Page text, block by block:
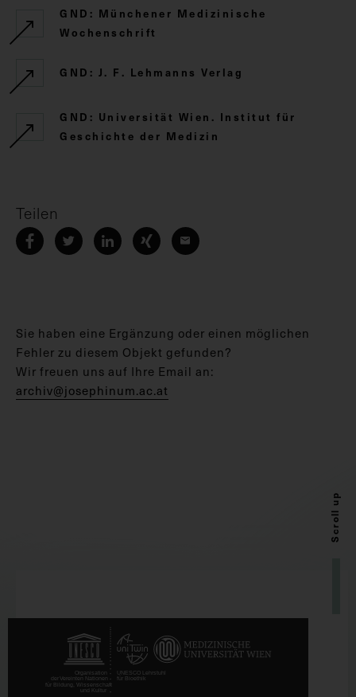
GND: Münchener Medizinische
Wochenschrift
GND: J. F. Lehmanns Verlag
GND: Universität Wien. Institut für
Geschichte der Medizin
Teilen
Sie haben eine Ergänzung oder einen möglichen
Fehler zu diesem Objekt gefunden?
Wir freuen uns auf Ihre Email an:
archiv@josephinum.ac.at
Scroll up